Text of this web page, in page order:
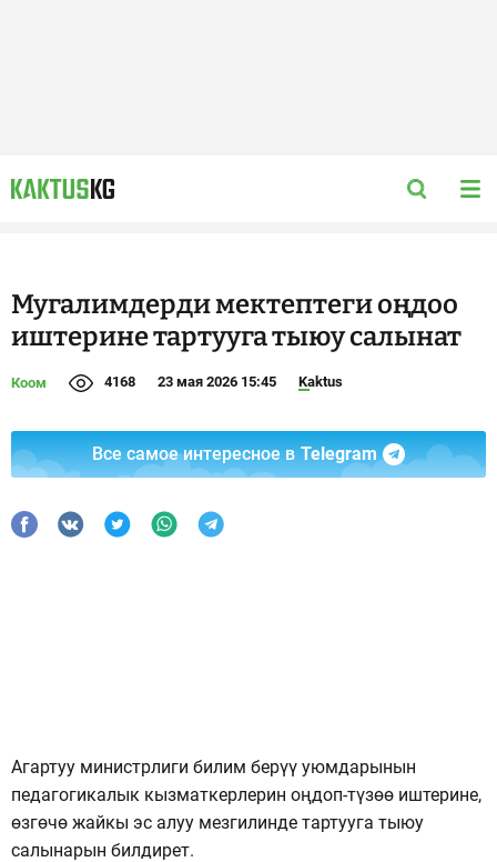
Мугалимдерди мектептеги оңдоо
иштерине тартууга тыюу салынат
Коом 4168 23 мая 2026 15:45 Kaktus
Все самое интересное в Telegram
Агартуу министрлиги билим берүү уюмдарынын
педагогикалык кызматкерлерин оңдоп-түзөө иштерине,
өзгөчө жайкы эс алуу мезгилинде тартууга тыюу
салынарын билдирет.